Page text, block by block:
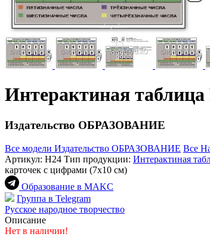
Интерактиная
Издательство ОБРАЗОВАНИЕ
Все модели Издательство ОБРАЗОВАНИЕ Все
Артикул: Н24 Тип продукции: Интерактиная
карточек с цифрами (7х10 см)
Образование в МАKC
Группа в Telegram
Русское народное творчество
Описание
Нет в наличии!